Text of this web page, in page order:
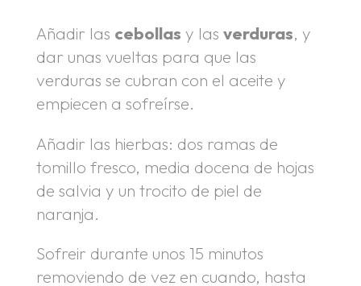
Añadir las cebollas y las verduras, y
dar unas vueltas para que las
verduras se cubran con el aceite y
empiecen a sofreírse.
Añadir las hierbas: dos ramas de
tomillo fresco, media docena de hojas
de salvia y un trocito de piel de
naranja.
Sofreir durante unos 15 minutos
removiendo de vez en cuando, hasta